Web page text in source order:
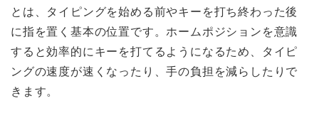
とは、タイピングを始める前やキーを打ち終わった後
に指を置く基本の位置です。ホームポジションを意識
すると効率的にキーを打てるようになるため、タイピ
ングの速度が速くなったり、手の負担を減らしたりで
きます。